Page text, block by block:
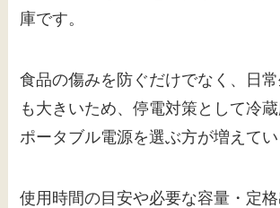
庫です。
食品の傷みを防ぐだけでなく、日
も大きいため、停電対策として冷
ポータブル電源を選ぶ方が増えてい
使用時間の目安や必要な容量・定